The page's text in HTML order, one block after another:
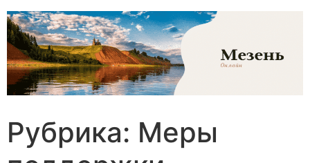
Перейти
содержимому
Рубрика: Меры